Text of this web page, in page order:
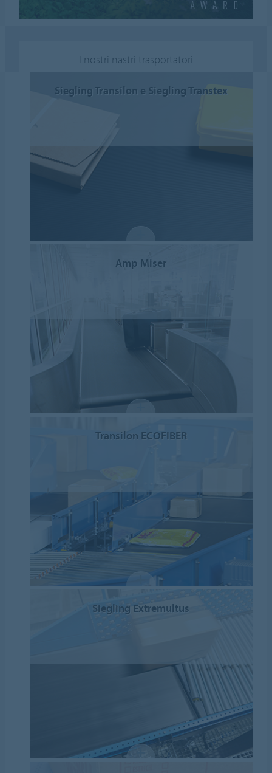
I nostri nastri trasportatori
Siegling Transilon e Siegling Transtex
Amp Miser
Transilon ECOFIBER
Siegling Extremultus